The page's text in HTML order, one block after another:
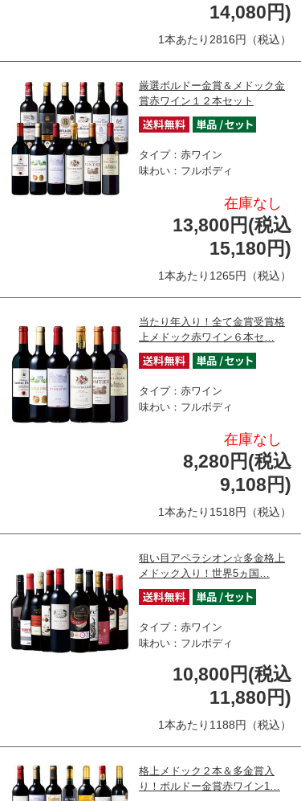
14,080円)
1本あたり2816円（税込）
厳選ボルドー金賞＆メドック金
賞赤ワイン１２本セット
タイプ：赤ワイン
味わい：フルボディ
在庫なし
13,800円(税込
15,180円)
1本あたり1265円（税込）
当たり年入り！全て金賞受賞格
上メドック赤ワイン６本セ…
タイプ：赤ワイン
味わい：フルボディ
在庫なし
8,280円(税込
9,108円)
1本あたり1518円（税込）
狙い目アペラシオン☆多金格上
メドック入り！世界5ヵ国…
タイプ：赤ワイン
味わい：フルボディ
10,800円(税込
11,880円)
1本あたり1188円（税込）
格上メドック２本＆多金賞入
り！ボルドー金賞赤ワイン1…